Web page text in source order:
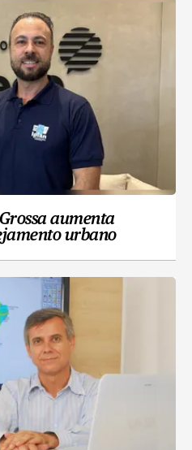
aumenta
urbano